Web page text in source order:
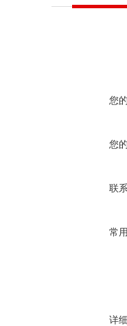
您
您
联
常
详